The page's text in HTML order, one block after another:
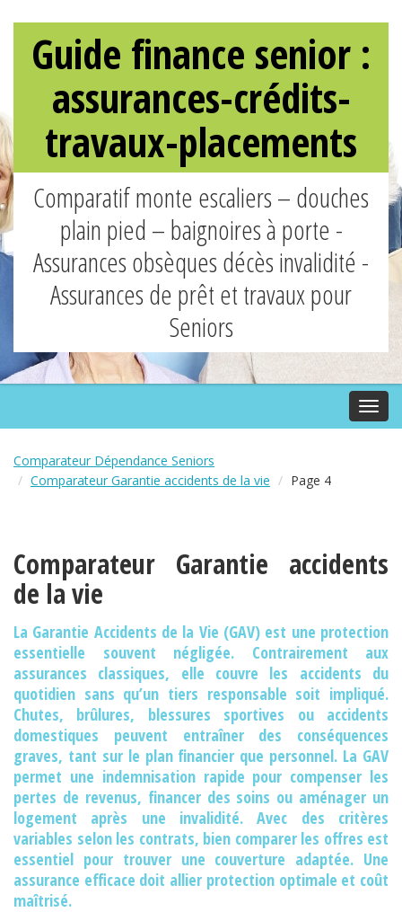
Guide finance senior :
assurances-crédits-
travaux-placements
Comparatif monte escaliers – douches
plain pied – baignoires à porte -
Assurances obsèques décès invalidité -
Assurances de prêt et travaux pour
Seniors
Comparateur Dépendance Seniors
Comparateur Garantie accidents de la vie
Page 4
Comparateur Garantie accidents
de la vie
La Garantie Accidents de la Vie (GAV) est une protection
essentielle souvent négligée. Contrairement aux
assurances classiques, elle couvre les accidents du
quotidien sans qu’un tiers responsable soit impliqué.
Chutes, brûlures, blessures sportives ou accidents
domestiques peuvent entraîner des conséquences
graves, tant sur le plan financier que personnel. La GAV
permet une indemnisation rapide pour compenser les
pertes de revenus, financer des soins ou aménager un
logement après une invalidité. Avec des critères
variables selon les contrats, bien comparer les offres est
essentiel pour trouver une couverture adaptée. Une
assurance efficace doit allier protection optimale et coût
maîtrisé.